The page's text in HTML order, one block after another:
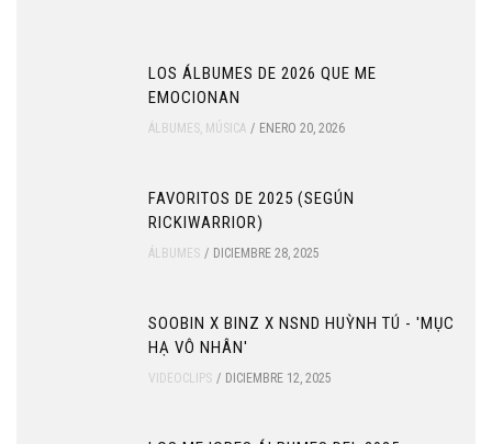
LOS ÁLBUMES DE 2026 QUE ME
EMOCIONAN
ÁLBUMES MÚSICA ENERO 20, 2026
FAVORITOS DE 2025 (SEGÚN
RICKIWARRIOR)
ÁLBUMES DICIEMBRE 28, 2025
SOOBIN X BINZ X NSND HUỲNH TÚ - 'MỤC
HẠ VÔ NHÂN'
VIDEOCLIPS DICIEMBRE 12, 2025